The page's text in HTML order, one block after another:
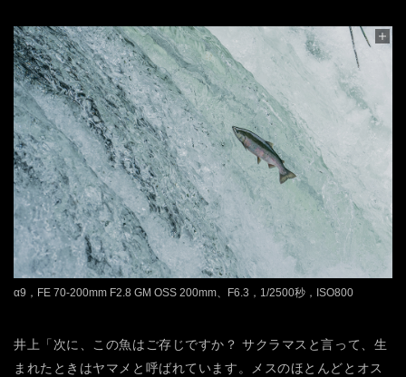
α9，FE 70-200mm F2.8 GM OSS 200mm、F6.3，1/2500秒，ISO800
井上「次に、この魚はご存じですか？ サクラマスと言って、生
まれたときはヤマメと呼ばれています。メスのほとんどとオス